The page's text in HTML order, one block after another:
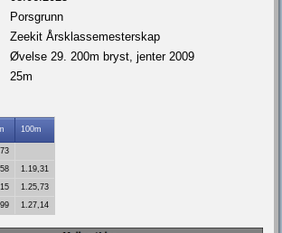
Porsgrunn
Zeekit Årsklassemesterskap
Øvelse 29. 200m bryst, jenter 2009
25m
100m
1.19,31
1.25,73
1.27,14